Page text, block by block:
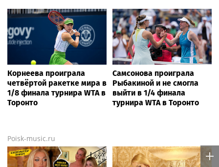
Корнеева проиграла
четвёртой ракетке мира в
1/8 финала турнира WTA в
Торонто
Самсонова проиграла
Рыбакиной и не смогла
выйти в 1/4 финала
турнира WTA в Торонто
Poisk-music.ru